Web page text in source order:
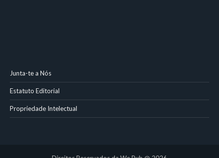
Junta-te a Nós
Estatuto Editorial
Propriedade Intelectual